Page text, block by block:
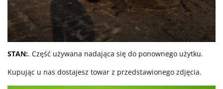
STAN:. Część używana nadająca się do ponownego użytku.
Kupując u nas dostajesz towar z przedstawionego zdjęcia.